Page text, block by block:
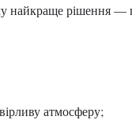
рішення —
атмосферу;